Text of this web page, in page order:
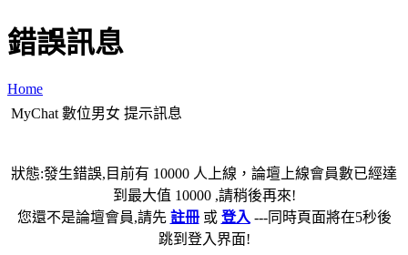
錯誤訊息
Home
MyChat 數位男女 提示訊息
狀態:發生錯誤,目前有 10000 人上線，論壇上線會員數已經達
到最大值 10000 ,請稍後再來!
您還不是論壇會員,請先 註冊或 登入 ---同時頁面將在5秒後
跳到登入界面!